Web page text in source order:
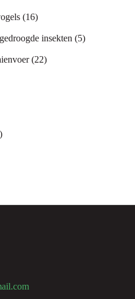
1616
insekten 55
2222
1